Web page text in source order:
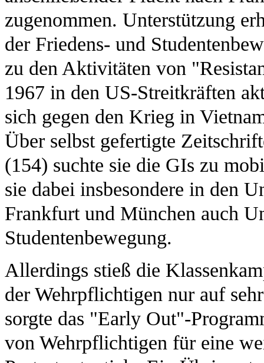
zugenommen. Unterstützung
der Friedens- und
zu den Aktivitäten von
1967 in den US-Streitkräften
sich gegen den Krieg in
Über selbst gefertigte
(154) suchte sie die GIs zu
sie dabei insbesondere in den
Frankfurt und München auch
Studentenbewegung.
Allerdings stieß die
der Wehrpflichtigen nur auf
sorgte das "Early Out"-
von Wehrpflichtigen für eine